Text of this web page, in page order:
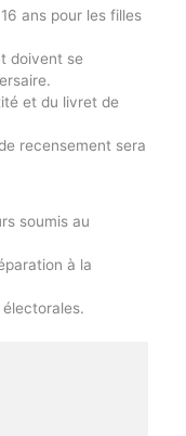
ans pour les filles
doivent se
et du livret de
recensement sera
soumis au
à la